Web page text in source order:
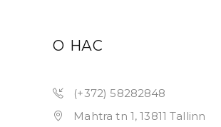
О НАС
(+372) 58282848
Mahtra tn 1, 13811 Tallinn